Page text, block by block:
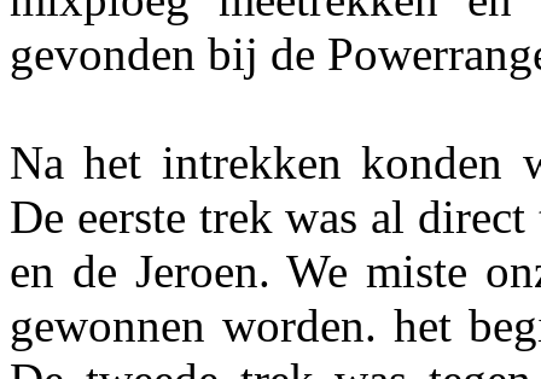
gevonden bij de
Na het intrekken konden
De eerste trek was al
en de Jeroen. We miste
gewonnen worden. het